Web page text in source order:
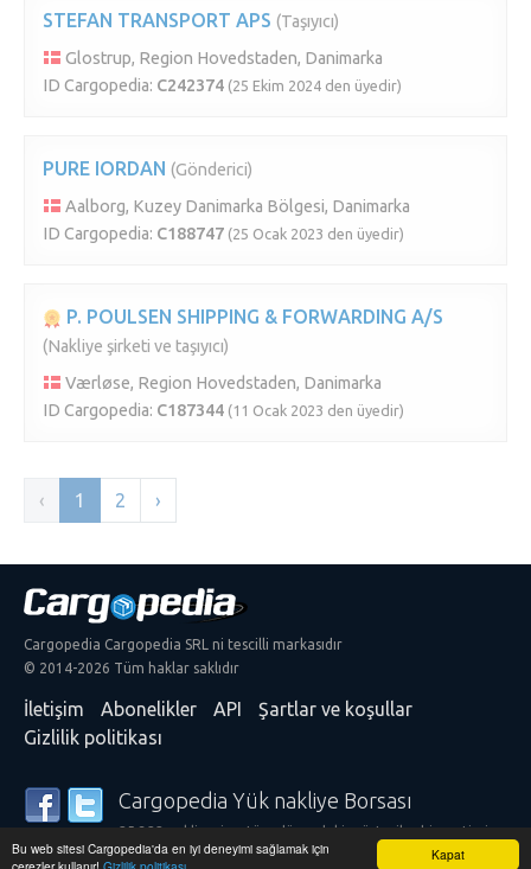
Kapat
Bu web sitesi Cargopedia'da en iyi deneyimi sağlamak için
STEFAN TRANSPORT APS (Taşıyıcı)
Glostrup, Region Hovedstaden, Danimarka
ID Cargopedia: C242374 (25 Ekim 2024 den üyedir)
PURE IORDAN (Gönderici)
Aalborg, Kuzey Danimarka Bölgesi, Danimarka
ID Cargopedia: C188747 (25 Ocak 2023 den üyedir)
P. POULSEN SHIPPING & FORWARDING A/S
(Nakliye şirketi ve taşıyıcı)
Værløse, Region Hovedstaden, Danimarka
ID Cargopedia: C187344 (11 Ocak 2023 den üyedir)
‹ 1 2 ›
Cargopedia Cargopedia SRL ni tescilli markasıdır
© 2014-2026 Tüm haklar saklıdır
İletişim Abonelikler API
Şartlar ve koşullar
Gizlilik politikası
Cargopedia Yük nakliye Borsası
25.322 nakliyeci ve tüm dünyadaki müşteriler hizmetimize
güveniyorlar